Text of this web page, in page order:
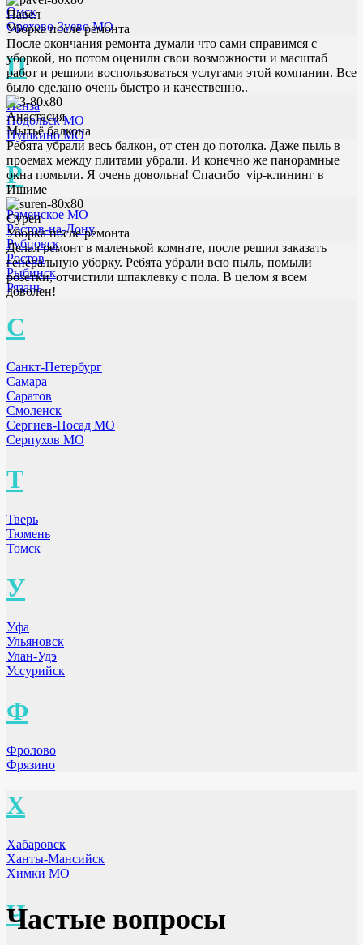
Омск
Орехово-Зуево МО
П
Пенза
Подольск МО
Пушкино МО
Р
Раменское МО
Ростов-на-Дону
Рубцовск
Ростов
Рыбинск
Рязань
С
Санкт-Петербург
Самара
Саратов
Смоленск
Сергиев-Посад МО
Серпухов МО
Т
Тверь
Тюмень
Томск
У
Уфа
Ульяновск
Улан-Удэ
Уссурийск
Ф
Фролово
Фрязино
Х
Хабаровск
Ханты-Мансийск
Химки МО
Ч
Павел
Уборка после ремонта
После окончания ремонта думали что сами справимся с
уборкой, но потом оценили свои возможности и масштаб
работ и решили воспользоваться услугами этой компании. Все
было сделано очень быстро и качественно..
Анастасия
Мытьё балкона
Ребята убрали весь балкон, от стен до потолка. Даже пыль в
проемах между плитами убрали. И конечно же панорамные
окна помыли. Я очень довольна! Спасибо vip-клининг в
Ишиме
Сурен
Уборка после ремонта
Делал ремонт в маленькой комнате, после решил заказать
генеральную уборку. Ребята убрали всю пыль, помыли
розетки, отчистили шпаклевку с пола. В целом я всем
доволен!
Частые вопросы